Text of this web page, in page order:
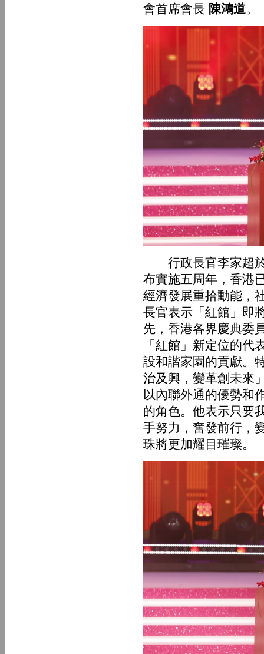
會首席會長 陳鴻道。
行政長官李家超於
布實施五周年，香港
經濟發展重拾動能，
長官表示「紅館」即
先，香港各界慶典委
「紅館」新定位的代
設和諧家園的貢獻。
治及興，變革創未來
以內聯外通的優勢和
的角色。他表示只要
手努力，奮發前行，
珠將更加耀目璀璨。